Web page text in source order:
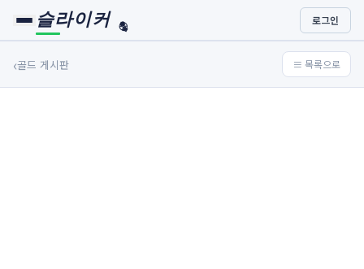
슬라이커 🏀
⚾ 로그인
‹골드 게시판 ≡ 목록으로